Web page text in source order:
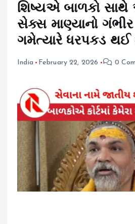
શિષ્યએ બાળકો સાથે
સેક્સ માણ્યાનો
ગમેત્યારે ધરપકડ થઈ
India February 22, 2026 0